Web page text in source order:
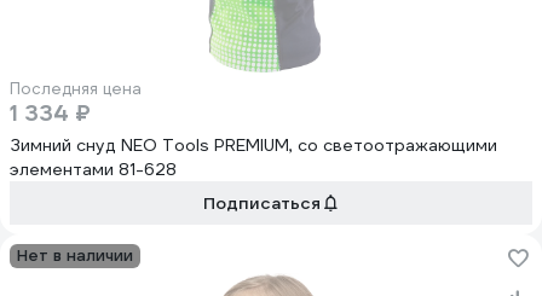
Последняя цена
1 334 ₽
Зимний снуд NEO Tools PREMIUM, со светоотражающими
элементами 81-628
Подписаться
Нет в наличии